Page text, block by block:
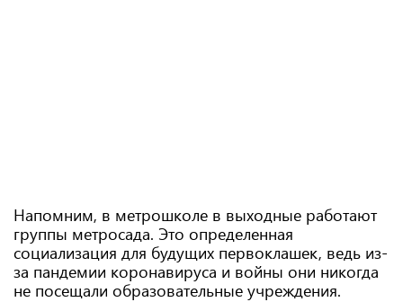
Напомним, в метрошколе в выходные работают
группы метросада. Это определенная
социализация для будущих первоклашек, ведь из-
за пандемии коронавируса и войны они никогда
не посещали образовательные учреждения.